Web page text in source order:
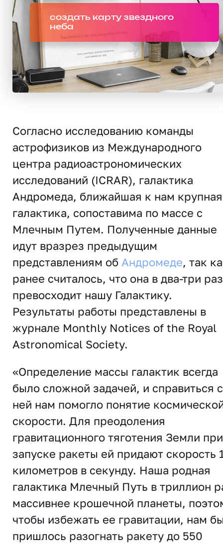
создать карту звездного
неба
Согласно исследованию команды
астрофизиков из Международного
центра радиоастрономических
исследований (ICRAR), галактика
Андромеда, ближайшая к нам крупная
галактика, сопоставима по массе с
Млечным Путем. Полученные данные
идут вразрез предыдущим
представлениям об Андромеде, так
ранее считалось, что она в два-три
превосходит нашу Галактику.
Результаты работы представлены в
журнале Monthly Notices of the Royal
Astronomical Society.
«Определение массы галактик всегда
было сложной задачей, и справиться с
ней нам помогло понятие
скорости. Для преодоления
гравитационного тяготения Земли при
запуске ракеты ей придают скорость
километров в секунду. Наша родная
галактика Млечный Путь в триллион
массивнее крошечной планеты,
чтобы избежать ее гравитации, нам
пришлось разогнать ракету до 550